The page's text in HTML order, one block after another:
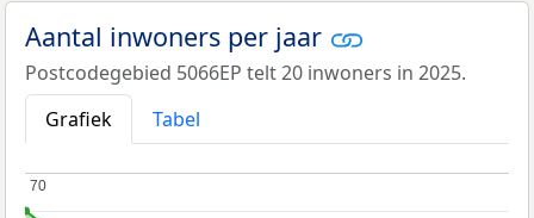
Aantal inwoners per jaar
Postcodegebied 5066EP telt 20 inwoners in 2025.
Grafiek
Tabel
70
70